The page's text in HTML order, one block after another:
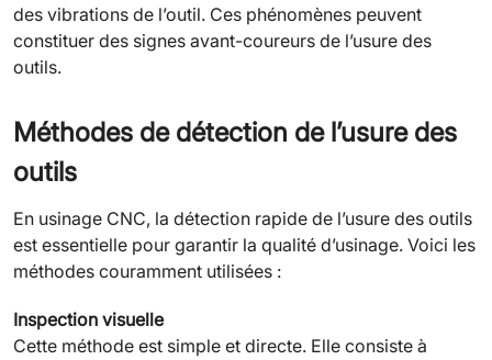
des vibrations de l’outil. Ces phénomènes peuvent
constituer des signes avant-coureurs de l’usure des
outils.
Méthodes de détection de l’usure des
outils
En usinage CNC, la détection rapide de l’usure des outils
est essentielle pour garantir la qualité d’usinage. Voici les
méthodes couramment utilisées :
Inspection visuelle
Cette méthode est simple et directe. Elle consiste à